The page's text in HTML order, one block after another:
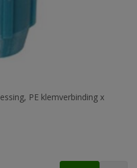
PE klemverbinding x